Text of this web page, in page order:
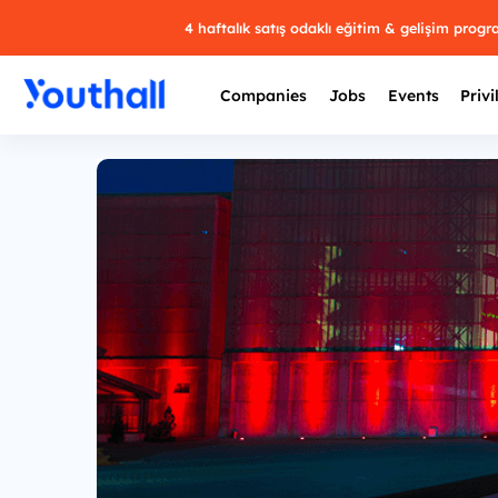
4 haftalık satış odaklı eğitim & gelişim
Companies Jobs Events